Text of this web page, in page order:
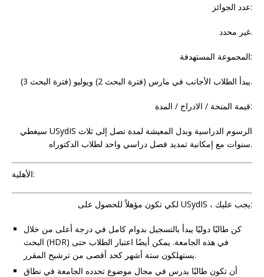
عدد الجوائز:
غير محدد.
المجموعة المستهدفة:
يبدأ الطلاب الأجانب في مارس (فترة البحث 2) ويوليو (فترة البحث 3).
قيمة المنحة / الادراج / المدة:
سيغطي USydIS الرسوم الدراسية وبدل المعيشة لمدة تصل إلى ثلاث
سنوات مع إمكانية تمديد فصل دراسي واحد لطلاب الدكتوراه.
الأهلية:
لكي تكون مؤهلاً للحصول على USydIS ، يجب عليك:
كن طالبًا دوليًا يبدأ بالتسجيل بدوام كامل في درجة أعلى من خلال
البحث (HDR) في هذه الجامعة. يمكن أيضًا اعتبار الطلاب حتى
يستهلكون ستة أشهر كحد أقصى من ترشيح المقرر.
أن تكون طالبًا يدرس في مجال موضوع تحدده الجامعة في نطاق